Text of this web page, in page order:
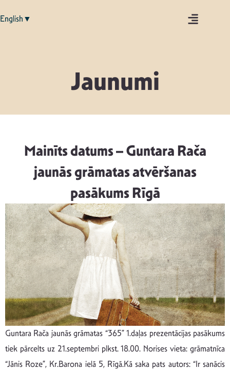
English▼
Jaunumi
Mainīts datums – Guntara Rača
jaunās grāmatas atvēršanas
pasākums Rīgā
Guntara Rača jaunās grāmatas “365” 1.daļas prezentācijas pasākums
tiek pārcelts uz 21.septembri plkst. 18.00. Norises vieta: grāmatnīca
“Jānis Roze”, Kr.Barona ielā 5, Rīgā.Kā saka pats autors: “Ir sanācis